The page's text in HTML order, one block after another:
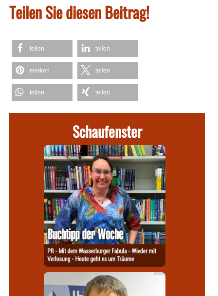
Teilen Sie diesen Beitrag!
teilen teilen
merken teilen
teilen teilen
Schaufenster